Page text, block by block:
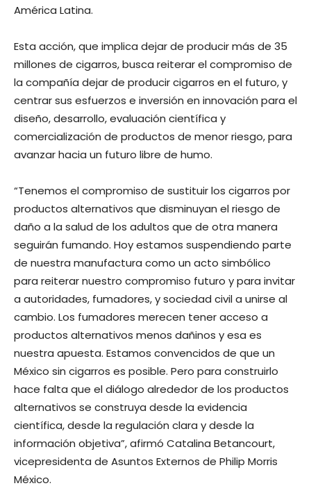
América Latina.
Esta acción, que implica dejar de producir más de 35
millones de cigarros, busca reiterar el compromiso de
la compañía dejar de producir cigarros en el futuro, y
centrar sus esfuerzos e inversión en innovación para el
diseño, desarrollo, evaluación científica y
comercialización de productos de menor riesgo, para
avanzar hacia un futuro libre de humo.
“Tenemos el compromiso de sustituir los cigarros por
productos alternativos que disminuyan el riesgo de
daño a la salud de los adultos que de otra manera
seguirán fumando. Hoy estamos suspendiendo parte
de nuestra manufactura como un acto simbólico
para reiterar nuestro compromiso futuro y para invitar
a autoridades, fumadores, y sociedad civil a unirse al
cambio. Los fumadores merecen tener acceso a
productos alternativos menos dañinos y esa es
nuestra apuesta. Estamos convencidos de que un
México sin cigarros es posible. Pero para construirlo
hace falta que el diálogo alrededor de los productos
alternativos se construya desde la evidencia
científica, desde la regulación clara y desde la
información objetiva”, afirmó Catalina Betancourt,
vicepresidenta de Asuntos Externos de Philip Morris
México.